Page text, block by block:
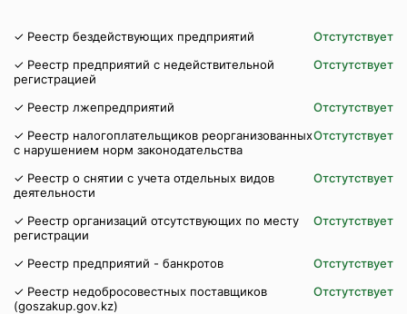
✓ Реестр бездействующих предприятий
Отстутствует
✓ Реестр предприятий с недействительной
регистрацией
Отстутствует
✓ Реестр лжепредприятий
Отстутствует
✓ Реестр налогоплательщиков реорганизованных
с нарушением норм законодательства
Отстутствует
✓ Реестр о снятии с учета отдельных видов
деятельности
Отстутствует
✓ Реестр организаций отсутствующих по месту
регистрации
Отстутствует
✓ Реестр предприятий - банкротов
Отстутствует
✓ Реестр недобросовестных поставщиков
(goszakup.gov.kz)
Отстутствует